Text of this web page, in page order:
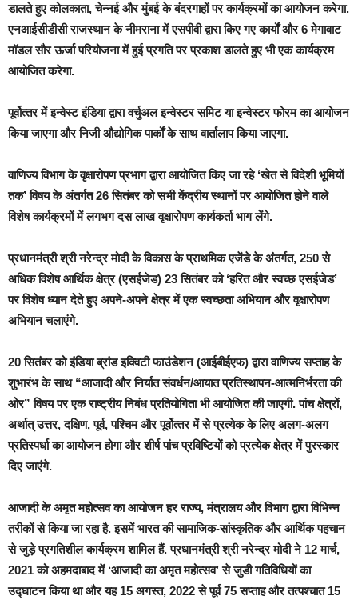
डालते हुए कोलकाता, चेन्नई और मुंबई के बंदरगाहों पर कार्यक्रमों का आयोजन करेगा.
एनआईसीडीसी राजस्थान के नीमराना में एसपीवी द्वारा किए गए कार्यों और 6 मेगावाट
मॉडल सौर ऊर्जा परियोजना में हुई प्रगति पर प्रकाश डालते हुए भी एक कार्यक्रम
आयोजित करेगा.
पूर्वोत्‍तर में इन्वेस्ट इंडिया द्वारा वर्चुअल इन्वेस्टर समिट या इन्वेस्टर फोरम का आयोजन
किया जाएगा और निजी औद्योगिक पार्कों के साथ वार्तालाप किया जाएगा.
वाणिज्य विभाग के वृक्षारोपण प्रभाग द्वारा आयोजित किए जा रहे ‘खेत से विदेशी भूमियों
तक’ विषय के अंतर्गत 26 सितंबर को सभी केंद्रीय स्थानों पर आयोजित होने वाले
विशेष कार्यक्रमों में लगभग दस लाख वृक्षारोपण कार्यकर्ता भाग लेंगे.
प्रधानमंत्री श्री नरेन्‍द्र मोदी के विकास के प्राथमिक एजेंडे के अंतर्गत, 250 से
अधिक विशेष आर्थिक क्षेत्र (एसईजेड) 23 सितंबर को ‘हरित और स्वच्छ एसईजेड’
पर विशेष ध्‍यान देते हुए अपने-अपने क्षेत्र में एक स्वच्छता अभियान और वृक्षारोपण
अभियान चलाएंगे.
20 सितंबर को इंडिया ब्रांड इक्विटी फाउंडेशन (आईबीईएफ) द्वारा वाणिज्‍य सप्ताह के
शुभारंभ के साथ “आजादी और निर्यात संवर्धन/आयात प्रतिस्थापन-आत्‍मनिर्भरता की
ओर” विषय पर एक राष्ट्रीय निबंध प्रतियोगिता भी आयोजित की जाएगी. पांच क्षेत्रों,
अर्थात् उत्तर, दक्षिण, पूर्व, पश्चिम और पूर्वोत्‍तर में से प्रत्येक के लिए अलग-अलग
प्रतिस्‍पर्धा का आयोजन होगा और शीर्ष पांच प्रविष्टियों को प्रत्येक क्षेत्र में पुरस्कार
दिए जाएंगे.
आजादी के अमृत महोत्सव का आयोजन हर राज्य, मंत्रालय और विभाग द्वारा विभिन्न
तरीकों से किया जा रहा है. इसमें भारत की सामाजिक-सांस्कृतिक और आर्थिक पहचान
से जुड़े प्रगतिशील कार्यक्रम शामिल हैं. प्रधानमंत्री श्री नरेन्‍द्र मोदी ने 12 मार्च,
2021 को अहमदाबाद में ‘आजादी का अमृत महोत्सव’ से जुडी गतिविधियों का
उद्घाटन किया था और यह 15 अगस्त, 2022 से पूर्व 75 सप्ताह और तत्‍पश्‍चात 15